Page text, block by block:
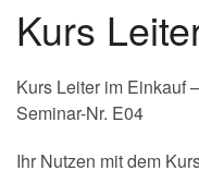
Kurs
Kurs Leiter im Einkauf
Seminar-Nr. E04
Ihr Nutzen mit dem